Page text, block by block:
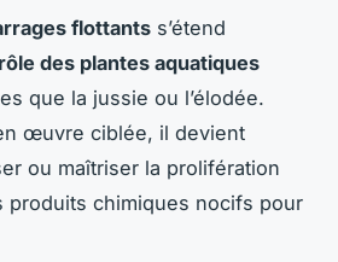
flottants s’étend
des plantes aquatiques
que la jussie ou l’élodée.
œuvre ciblée, il devient
ou maîtriser la prolifération
produits chimiques nocifs pour